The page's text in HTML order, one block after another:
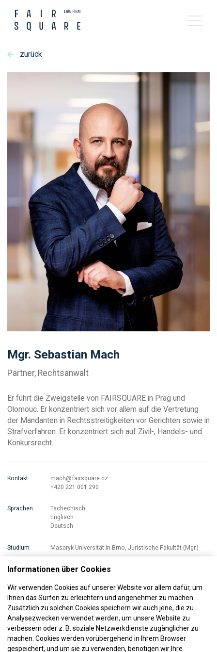
zurück
Mgr. Sebastian Mach
Partner, Rechtsanwalt
Er führt die Zweigstelle von FAIRSQUARE in Prag und
Olomouc. Er konzentriert sich vor allem auf die Vertretung
der Mandanten in Rechtsstreitigkeiten vor Gerichten sowie in
Strafverfahren. Er konzentriert sich auf Zivil-, Handels- und
Konkursrecht.
Kontakt
mach@fairsquare.cz
+420 221 001 290
Sprachen
Tschechisch
Englisch
Deutsch
Studium Masaryk-Universität in Brno, Juristische Fakultät (Mgr.)
Wir sind Mitglied
Informationen über Cookies
Wir verwenden Cookies auf unserer Website vor allem dafür, um
Ihnen das Surfen zu erleichtern und angenehmer zu machen.
Zusätzlich zu solchen Cookies speichern wir auch jene, die zu
Analysezwecken verwendet werden, um unsere Website zu
verbessern oder z. B. soziale Netzwerkdienste zugänglicher zu
machen. Cookies werden vorübergehend in Ihrem Browser
gespeichert, und um sie zu verwenden, benötigen wir Ihre